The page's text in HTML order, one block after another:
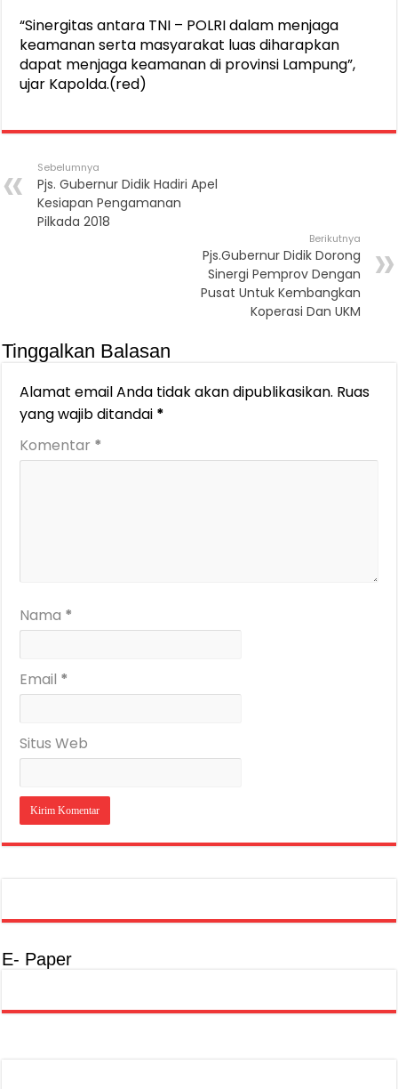
“Sinergitas antara TNI – POLRI dalam menjaga
keamanan serta masyarakat luas diharapkan
dapat menjaga keamanan di provinsi Lampung”,
ujar Kapolda.(red)
Sebelumnya
Pjs. Gubernur Didik Hadiri Apel
Kesiapan Pengamanan
Pilkada 2018
Berikutnya
Pjs.Gubernur Didik Dorong
Sinergi Pemprov Dengan
Pusat Untuk Kembangkan
Koperasi Dan UKM
Tinggalkan Balasan
Alamat email Anda tidak akan dipublikasikan. Ruas
yang wajib ditandai *
Komentar *
Nama *
Email *
Situs Web
E- Paper